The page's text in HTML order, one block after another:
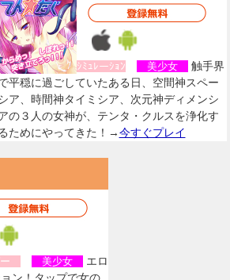
ｼﾐｭﾚーｼｮﾝ 美少女
触手界
平穏に過ごしていたある日、空間神スペー
ア、時間神タイミシア、次元神ディメンシ
の３人の女神が、テンタ・クルスを浄化す
ためにやってきた！→今すぐプレイ
美少女
エロ